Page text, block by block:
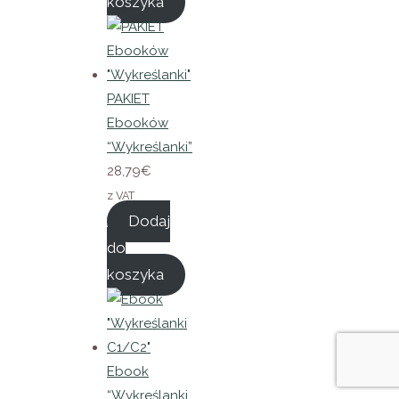
PAKIET
Ebooków
“Wykreślanki”
28,79€
z VAT
Dodaj
do
koszyka
Ebook
“Wykreślanki